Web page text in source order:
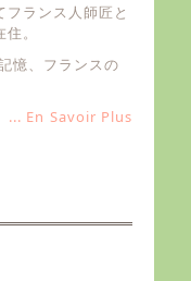
ランス人師匠と
。
憶、フランスの
... En Savoir Plus